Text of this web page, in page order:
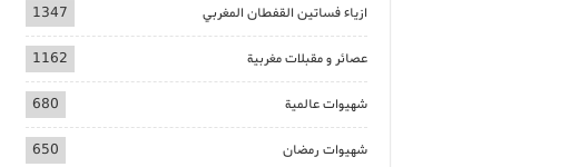
ازياء فساتين القفطان المغربي 1347
عصائر و مقبلات مغربية 1162
شهيوات عالمية 680
شهيوات رمضان 650